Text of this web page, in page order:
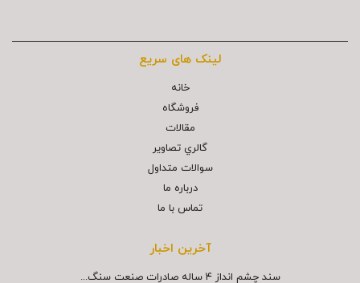
لینک های سریع
خانه
فروشگاه
مقالات
گالري تصاوير
سوالات متداول
درباره ما
تماس با ما
آخرین اخبار
سند چشم انداز ۴ ساله صادرات صنعت سنگ...